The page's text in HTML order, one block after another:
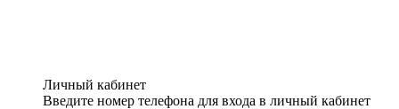
Личный кабинет
Введите номер телефона для входа в личный кабинет